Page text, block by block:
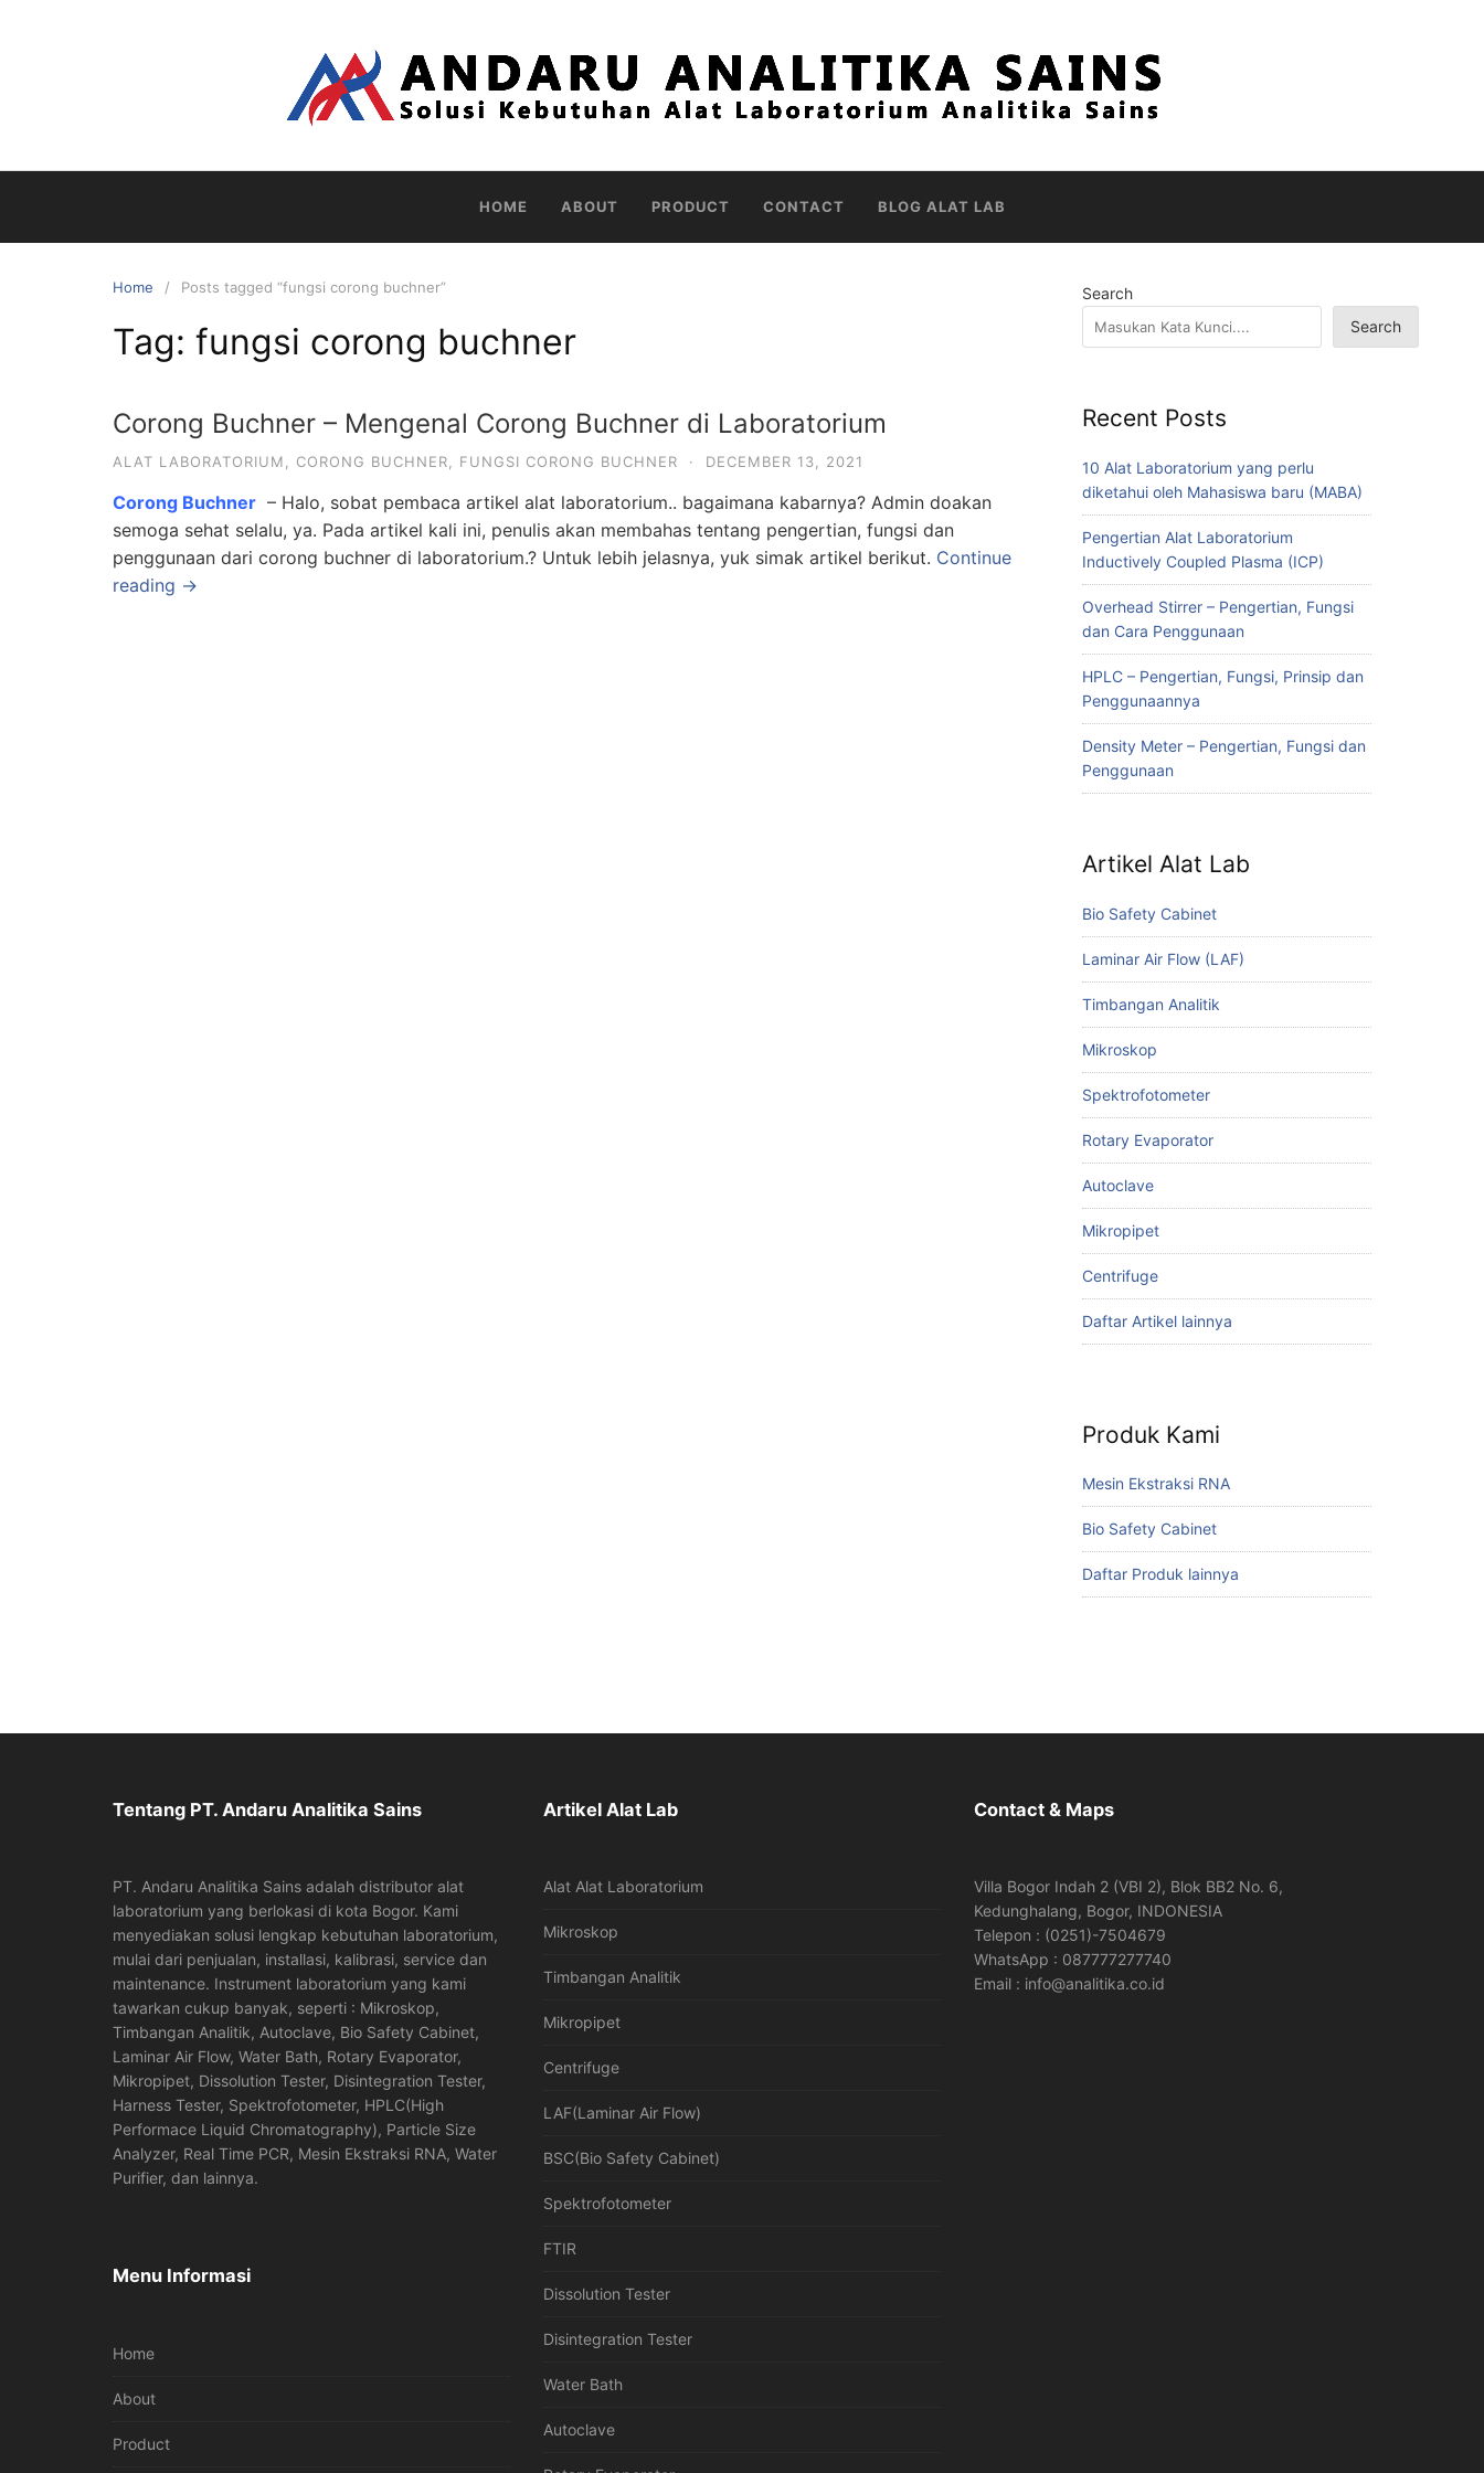
HOME ABOUT PRODUCT CONTACT BLOG ALAT LAB
Home Posts tagged “fungsi corong buchner”
Tag: fungsi corong buchner
Corong Buchner – Mengenal Corong Buchner di Laboratorium
ALAT LABORATORIUM CORONG BUCHNER FUNGSI CORONG BUCHNER · DECEMBER 13, 2021
Corong Buchner – Halo, sobat pembaca artikel alat laboratorium.. bagaimana kabarnya? Admin doakan
semoga sehat selalu, ya. Pada artikel kali ini, penulis akan membahas tentang pengertian, fungsi dan
penggunaan dari corong buchner di laboratorium.? Untuk lebih jelasnya, yuk simak artikel berikut. Continue
reading →
Search
Search
Recent Posts
10 Alat Laboratorium yang perlu
diketahui oleh Mahasiswa baru (MABA)
Pengertian Alat Laboratorium
Inductively Coupled Plasma (ICP)
Overhead Stirrer – Pengertian, Fungsi
dan Cara Penggunaan
HPLC – Pengertian, Fungsi, Prinsip dan
Penggunaannya
Density Meter – Pengertian, Fungsi dan
Penggunaan
Artikel Alat Lab
Bio Safety Cabinet
Laminar Air Flow (LAF)
Timbangan Analitik
Mikroskop
Spektrofotometer
Rotary Evaporator
Autoclave
Mikropipet
Centrifuge
Daftar Artikel lainnya
Produk Kami
Mesin Ekstraksi RNA
Bio Safety Cabinet
Daftar Produk lainnya
Tentang PT. Andaru Analitika Sains
PT. Andaru Analitika Sains adalah distributor alat
laboratorium yang berlokasi di kota Bogor. Kami
menyediakan solusi lengkap kebutuhan laboratorium,
mulai dari penjualan, installasi, kalibrasi, service dan
maintenance. Instrument laboratorium yang kami
tawarkan cukup banyak, seperti : Mikroskop,
Timbangan Analitik, Autoclave, Bio Safety Cabinet,
Laminar Air Flow, Water Bath, Rotary Evaporator,
Mikropipet, Dissolution Tester, Disintegration Tester,
Harness Tester, Spektrofotometer, HPLC(High
Performace Liquid Chromatography), Particle Size
Analyzer, Real Time PCR, Mesin Ekstraksi RNA, Water
Purifier, dan lainnya.
Menu Informasi
Home
About
Product
Artikel Alat Lab
Alat Alat Laboratorium
Mikroskop
Timbangan Analitik
Mikropipet
Centrifuge
LAF(Laminar Air Flow)
BSC(Bio Safety Cabinet)
Spektrofotometer
FTIR
Dissolution Tester
Disintegration Tester
Water Bath
Autoclave
Contact & Maps
Villa Bogor Indah 2 (VBI 2), Blok BB2 No. 6,
Kedunghalang, Bogor, INDONESIA
Telepon : (0251)-7504679
WhatsApp : 087777277740
Email : info@analitika.co.id